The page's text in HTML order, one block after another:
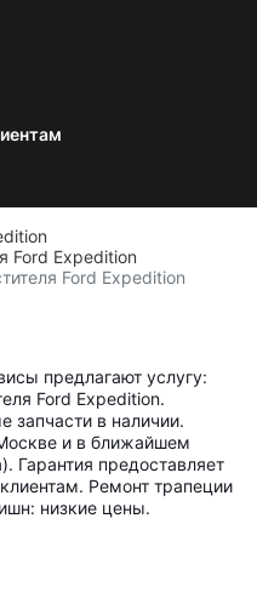
Ford Expedition
Ford Expedition
предлагают услугу:
Ford Expedition.
запчасти в наличии.
и в ближайшем
Гарантия предоставляет
Ремонт трапеции
низкие цены.